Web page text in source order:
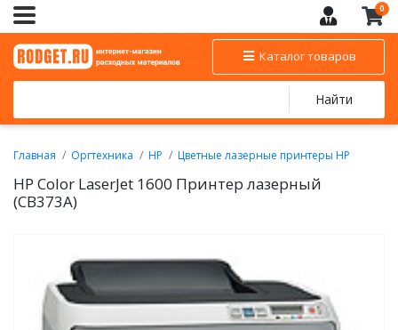
0
Каталог товаров
Найти
Главная Оргтехника HP Цветные лазерные принтеры HP
HP Color LaserJet 1600 Принтер лазерный
(CB373A)